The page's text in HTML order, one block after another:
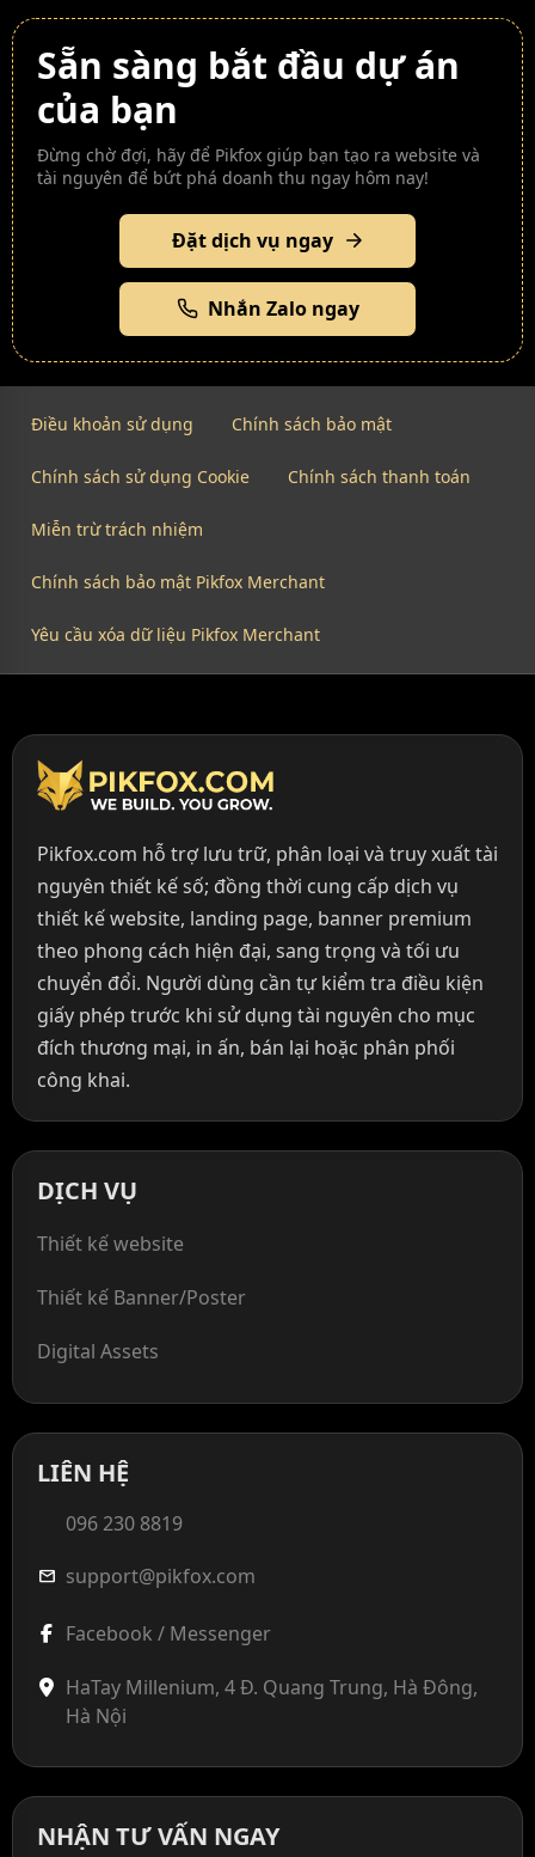
Sẵn sàng bắt đầu dự án
của bạn
Đừng chờ đợi, hãy để Pikfox giúp bạn tạo ra website và
tài nguyên để bứt phá doanh thu ngay hôm nay!
Đặt dịch vụ ngay
Nhắn Zalo ngay
Điều khoản sử dụng Chính sách bảo mật
Chính sách sử dụng Cookie Chính sách thanh toán
Miễn trừ trách nhiệm
Chính sách bảo mật Pikfox Merchant
Yêu cầu xóa dữ liệu Pikfox Merchant
Pikfox.com hỗ trợ lưu trữ, phân loại và truy xuất tài
nguyên thiết kế số; đồng thời cung cấp dịch vụ
thiết kế website, landing page, banner premium
theo phong cách hiện đại, sang trọng và tối ưu
chuyển đổi. Người dùng cần tự kiểm tra điều kiện
giấy phép trước khi sử dụng tài nguyên cho mục
đích thương mại, in ấn, bán lại hoặc phân phối
công khai.
DỊCH VỤ
Thiết kế website
Thiết kế Banner/Poster
Digital Assets
LIÊN HỆ
096 230 8819
mail support@pikfox.com
Facebook / Messenger
HaTay Millenium, 4 Đ. Quang Trung, Hà Đông,
Hà Nội
NHẬN TƯ VẤN NGAY